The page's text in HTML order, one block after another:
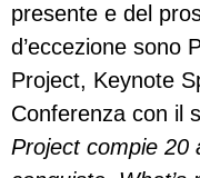
presente e del
d’eccezione sono
Project, Keynote
Conferenza con il
Project compie 20